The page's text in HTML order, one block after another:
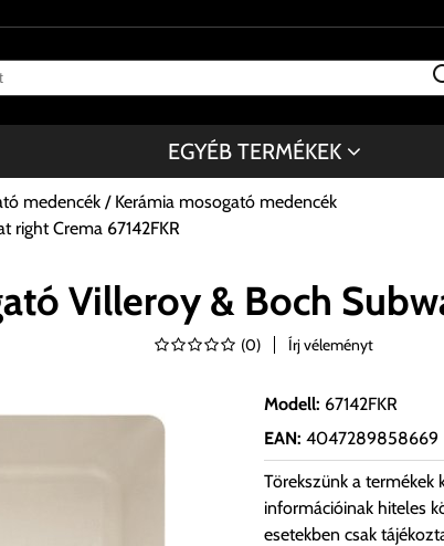
EGYÉB TERMÉKEK
medencék
Kerámia mosogató medencék
right Crema 67142FKR
Villeroy & Boch
(0) Írj véleményt
Modell: 67142FKR
EAN: 4047289858669
Törekszünk a termékek
információinak hiteles
esetekben csak